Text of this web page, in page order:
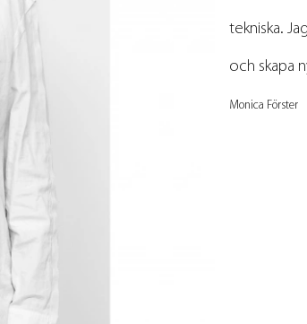
tekniska.
och skapa
Monica Förster